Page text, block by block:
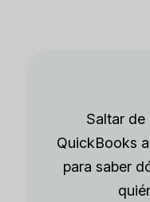
Saltar de
QuickBooks
para saber